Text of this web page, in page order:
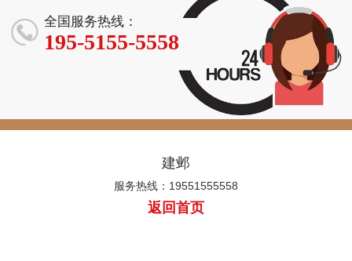
全国服务热线：
195-5155-5558
建邺
服务热线：19551555558
返回首页